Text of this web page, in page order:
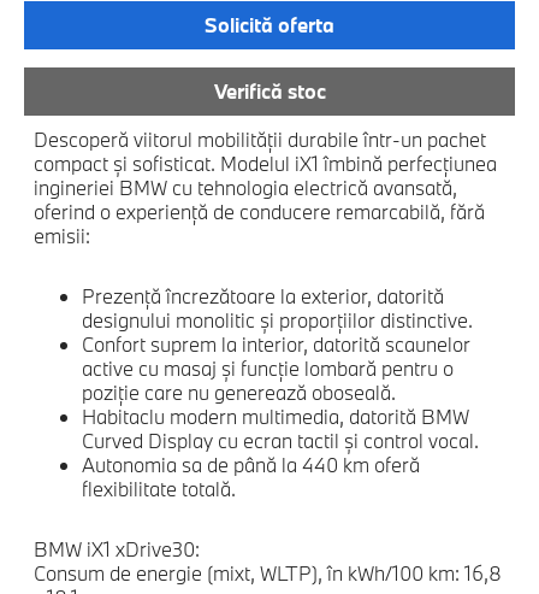
Solicită oferta
Verifică stoc
Descoperă viitorul mobilității durabile într-un pachet
compact și sofisticat. Modelul iX1 îmbină perfecțiunea
ingineriei BMW cu tehnologia electrică avansată,
oferind o experiență de conducere remarcabilă, fără
emisii:
Prezenţă încrezătoare la exterior, datorită
designului monolitic şi proporţiilor distinctive.
Confort suprem la interior, datorită scaunelor
active cu masaj şi funcţie lombară pentru o
poziţie care nu generează oboseală.
Habitaclu modern multimedia, datorită BMW
Curved Display cu ecran tactil şi control vocal.
Autonomia sa de până la 440 km oferă
flexibilitate totală.
BMW iX1 xDrive30:
Consum de energie (mixt, WLTP), în kWh/100 km: 16,8